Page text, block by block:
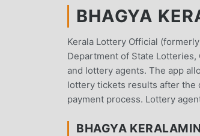
BHAGYA
Kerala Lottery Official
Department of State
and lottery agents. The app
lottery tickets results after the
payment process. Lottery
BHAGYA